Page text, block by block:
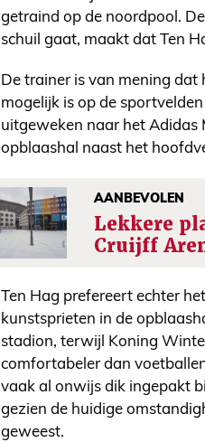
getraind op de noordpool.
schuil gaat, maakt dat Ten
De trainer is van mening
mogelijk is op de
uitgeweken naar het Adidas
opblaashal naast het
AANBEVOLEN
Lekkere
Cruijff
Ten Hag prefereert echter
kunstsprieten in de
stadion, terwijl Koning
comfortabeler dan
vaak al onwijs dik ingepakt
gezien de huidige
geweest.